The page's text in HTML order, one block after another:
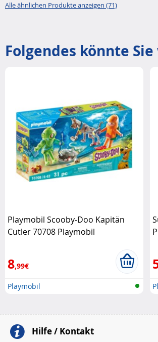
Alle ähnlichen Produkte anzeigen (71)
Folgendes könnte
Playmobil Scooby-Doo Kapitän
Cutler 70708 Playmobil
8,99€
Playmobil
Hilfe / Kontakt